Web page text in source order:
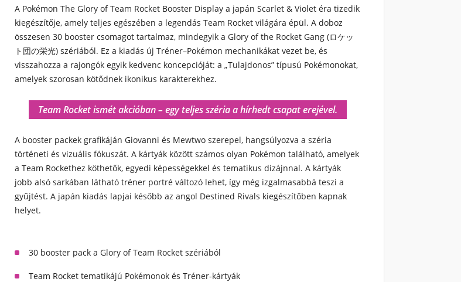
A Pokémon The Glory of Team Rocket Booster Display a japán Scarlet & Violet éra tizedik
kiegészítője, amely teljes egészében a legendás Team Rocket világára épül. A doboz
összesen 30 booster csomagot tartalmaz, mindegyik aGlory of the Rocket Gang (ロケッ
ト団の栄光) szériából. Ez a kiadás új Tréner–Pokémon mechanikákat vezet be, és
visszahozza a rajongók egyik kedvenc koncepcióját: a „Tulajdonos” típusú Pokémonokat,
amelyek szorosan kötődnek ikonikus karakterekhez.
Team Rocket ismét akcióban – egy teljes széria a hírhedt csapat erejével.
A booster packek grafikáján Giovanni és Mewtwo szerepel, hangsúlyozva a széria
történeti és vizuális fókuszát. A kártyák között számos olyan Pokémon található, amelyek
a Team Rockethez köthetők, egyedi képességekkel és tematikus dizájnnal. A kártyák
jobb alsó sarkában látható tréner portré változó lehet, így még izgalmasabbá teszi a
gyűjtést. A japán kiadás lapjai később az angol Destined Rivals kiegészítőben kapnak
helyet.
30 booster pack a Glory of Team Rocket szériából
Team Rocket tematikájú Pokémonok és Tréner-kártyák